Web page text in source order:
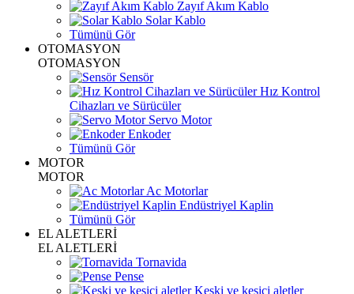
Zayıf Akım Kablo
Solar Kablo
Tümünü Gör
OTOMASYON
OTOMASYON
Sensör
Hız Kontrol
Cihazları ve Sürücüler
Servo Motor
Enkoder
Tümünü Gör
MOTOR
MOTOR
Ac Motorlar
Endüstriyel Kaplin
Tümünü Gör
EL ALETLERİ
EL ALETLERİ
Tornavida
Pense
Keski ve kesici aletler